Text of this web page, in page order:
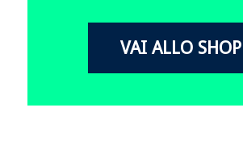
VAI ALLO SHOP